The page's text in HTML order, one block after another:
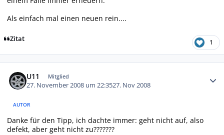
Als einfach mal einen neuen rein....
Zitat 1
U11 Mitglied
27. November 2008 um 22:3527. Nov 2008
AUTOR
Danke für den Tipp, ich dachte immer: geht nicht auf, also
defekt, aber geht nicht zu???????